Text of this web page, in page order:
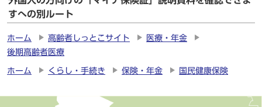
すへの別ルート
ホーム 高齢者しっとこサイト
医療・年金
後期高齢者医療
ホーム くらし・手続き 保険・年金 国民健康保険